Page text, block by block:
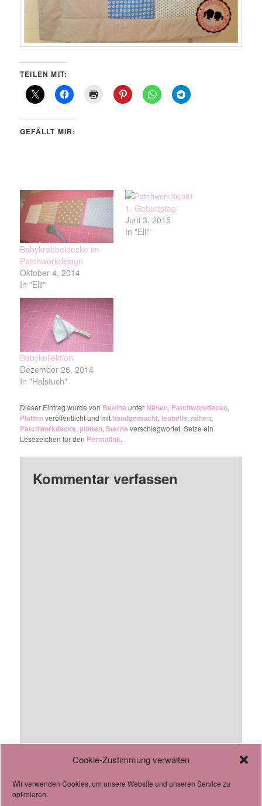
Cookie-Zustimmung verwalten
Wir verwenden Cookies, um unsere Website und unseren Service zu
optimieren.
TEILEN MIT:
GEFÄLLT MIR:
Babykrabbeldecke im
Patchworkdesign
Oktober 4, 2014
In "Elli"
1. Geburtstag
Juni 3, 2015
In "Elli"
Babykollektion
Dezember 26, 2014
In "Halstuch"
Dieser Eintrag wurde von Bettina unter Nähen, Patchworkdecke,
Plottenveröffentlicht und mit handgemacht, leabella, nähen,
Patchworkdecke,plotten,Sterne verschlagwortet. Setze ein
Lesezeichen für den Permalink.
Kommentar verfassen
AGB
Datenschutzverordnung